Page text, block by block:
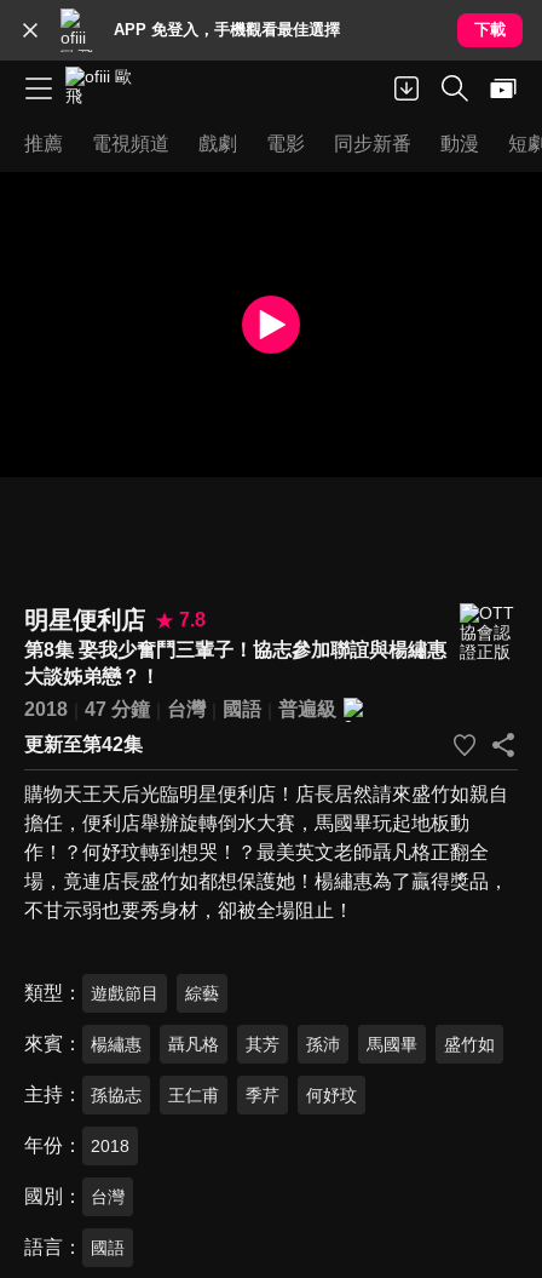
APP 免登入，手機觀看最佳選擇 下載
推薦 電視頻道 戲劇 電影 同步新番 動漫 短
明星便利店
7.8
第8集 娶我少奮鬥三輩子！協志參加聯誼與楊繡惠
大談姊弟戀？！
2018
47 分鐘 台灣 國語
普遍級
更新至第42集
購物天王天后光臨明星便利店！店長居然請來盛竹如親自
擔任，便利店舉辦旋轉倒水大賽，馬國畢玩起地板動
作！？何妤玟轉到想哭！？最美英文老師聶凡格正翻全
場，竟連店長盛竹如都想保護她！楊繡惠為了贏得獎品，
不甘示弱也要秀身材，卻被全場阻止！
類型 遊戲節目 綜藝
來賓 楊繡惠 聶凡格 其芳 孫沛 馬國畢 盛竹如
主持 孫協志 王仁甫 季芹 何妤玟
年份 2018
國別 台灣
語言 國語